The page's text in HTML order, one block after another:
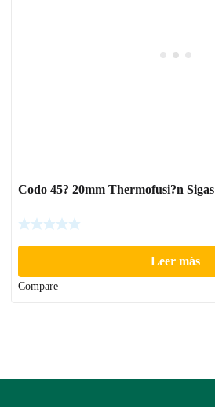
Codo 45? 20mm Thermofusi?n Sigas
Leer más
Compare